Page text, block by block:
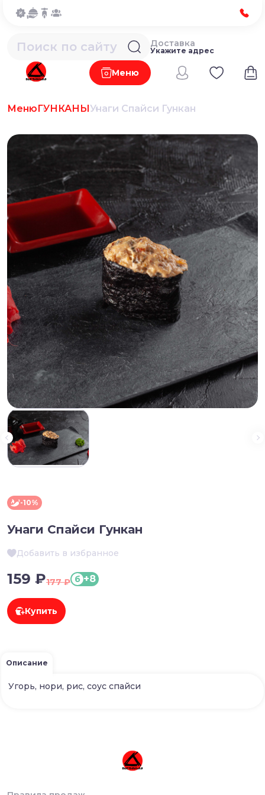
Меню
Доставка
Укажите адрес
МенюГУНКАНЫУнаги Спайси Гункан
-10%
Унаги Спайси Гункан
Добавить в избранное
159 ₽177 ₽ б +8
Купить
Описание
Угорь, нори, рис, соус спайси